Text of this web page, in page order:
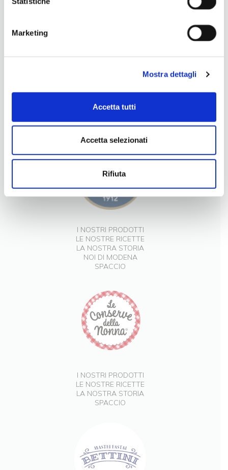
Marketing
Mostra dettagli
Accetta tutti
Accetta selezionati
Rifiuta
INGREDIENTI DI QUALITÀ
I NOSTRI PRODOTTI
LE NOSTRE RICETTE
LA NOSTRA STORIA
NOI DI MODENA
SPACCIO
I NOSTRI PRODOTTI
LE NOSTRE RICETTE
LA NOSTRA STORIA
SPACCIO